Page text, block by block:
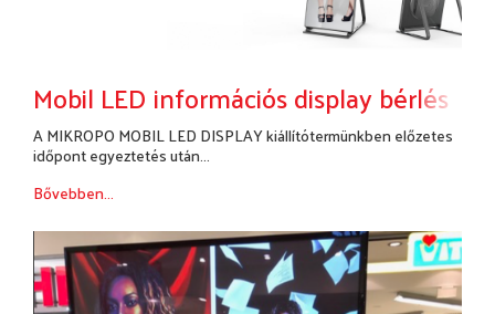
Mobil LED információs display bérlés
A MIKROPO MOBIL LED DISPLAY kiállítótermünkben előzetes
időpont egyeztetés után...
Bővebben...